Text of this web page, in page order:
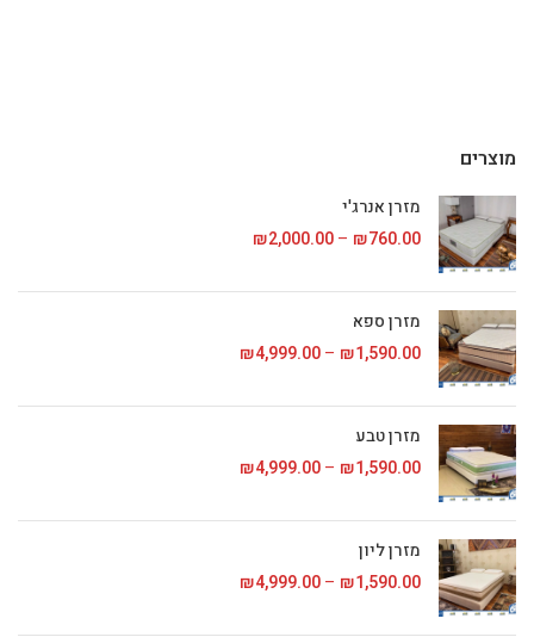
מוצרים
מזרן אנרג'י
₪760.00
–
₪2,000.00
מזרן ספא
₪1,590.00
–
₪4,999.00
מזרן טבע
₪1,590.00
–
₪4,999.00
מזרן ליון
₪1,590.00
–
₪4,999.00